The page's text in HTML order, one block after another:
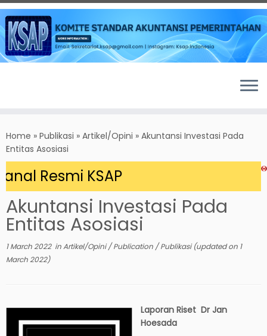
to
content
Home » Publikasi » Artikel/Opini » Akuntansi Investasi Pada
Entitas Asosiasi
Resmi KSAP
Akuntansi Investasi Pada
Entitas Asosiasi
1 March 2022inArtikel/Opini/Publication /Publikasi(updated on 1
March 2022)
Laporan Riset Dr Jan
Hoesada